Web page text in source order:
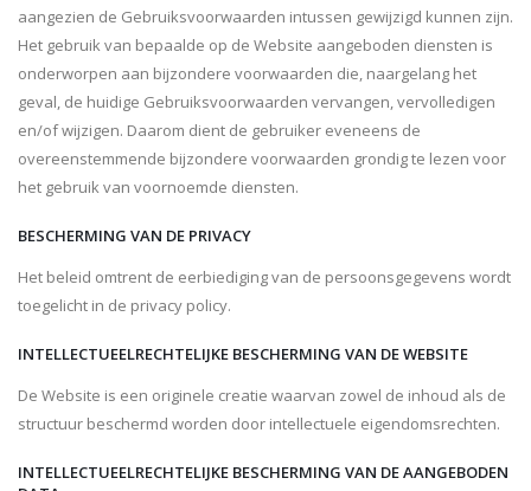
aangezien de Gebruiksvoorwaarden intussen gewijzigd kunnen zijn.
Het gebruik van bepaalde op de Website aangeboden diensten is
onderworpen aan bijzondere voorwaarden die, naargelang het
geval, de huidige Gebruiksvoorwaarden vervangen, vervolledigen
en/of wijzigen. Daarom dient de gebruiker eveneens de
overeenstemmende bijzondere voorwaarden grondig te lezen voor
het gebruik van voornoemde diensten.
BESCHERMING VAN DE PRIVACY
Het beleid omtrent de eerbiediging van de persoonsgegevens wordt
toegelicht in de privacy policy.
INTELLECTUEELRECHTELIJKE BESCHERMING VAN DE WEBSITE
De Website is een originele creatie waarvan zowel de inhoud als de
structuur beschermd worden door intellectuele eigendomsrechten.
INTELLECTUEELRECHTELIJKE BESCHERMING VAN DE AANGEBODEN